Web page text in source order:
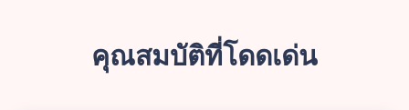
คุณสมบัติที่โดดเด่น